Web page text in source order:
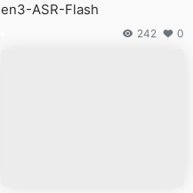
en3-ASR-Flash
242 0